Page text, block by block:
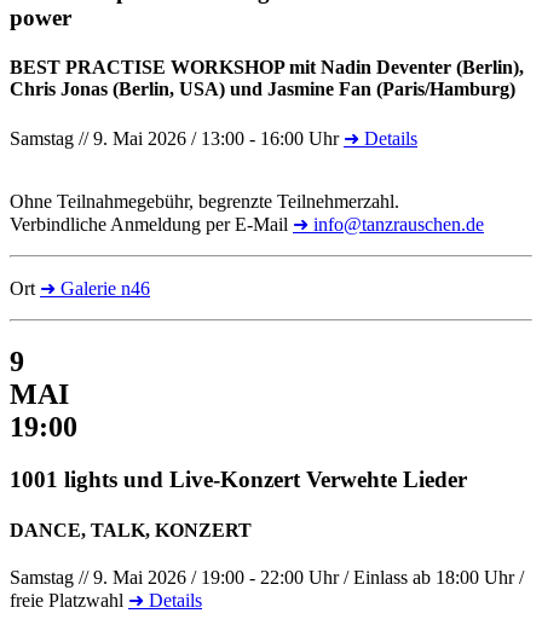
power
BEST PRACTISE WORKSHOP mit Nadin Deventer (Berlin),
Chris Jonas (Berlin, USA) und Jasmine Fan (Paris/Hamburg)
Samstag // 9. Mai 2026 / 13:00 - 16:00 Uhr ➜ Details
Ohne Teilnahmegebühr, begrenzte Teilnehmerzahl.
Verbindliche Anmeldung per E-Mail ➜ info@tanzrauschen.de
Ort ➜ Galerie n46
9
MAI
19:00
1001 lights und Live-Konzert Verwehte Lieder
DANCE, TALK, KONZERT
Samstag // 9. Mai 2026 / 19:00 - 22:00 Uhr / Einlass ab 18:00 Uhr /
freie Platzwahl ➜ Details